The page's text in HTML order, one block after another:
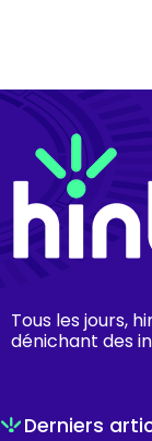
Tous les jours,
dénichant des
Derniers